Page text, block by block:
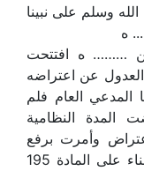
وسلم على نبينا
ه
……… ه افتتحت
عن اعتراضه
المدعي العام فلم
المدة النظامية
وأمرت برفع
المعاملة إلى محكمة الاستئناف وذلك بناء على المادة 195